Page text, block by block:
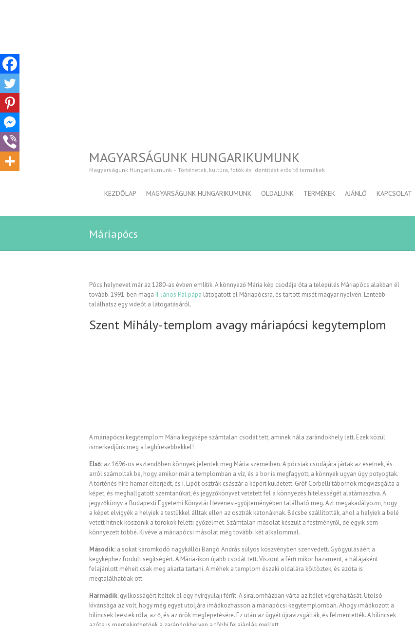
MAGYARSÁGUNK HUNGARIKUMUNK
Magyarságunk Hungarikumunk – Történetek, kultúra, fotók és identitást erősítő termékek
KEZDŐLAP MAGYARSÁGUNK HUNGARIKUMUNK OLDALUNK TERMÉKEK AJÁNLÓ KAPCSOLAT
Máriapócs
Pócs helynevet már az 1280-as évben említik. A könnyező Mária kép csodája óta a település Máriapócs alakban él
tovább. 1991-ben maga II. János Pál pápa látogatott el Máriapócsra, és tartott misét magyar nyelven. Lentebb
találhatsz egy videót a látogatásáról.
Szent Mihály-templom avagy máriapócsi kegytemplom
A máriapócsi kegytemplom Mária kegyképe számtalan csodát tett, aminek hála zarándokhely lett. Ezek közül
ismerkedjünk meg a leghíresebbekkel!
Első: az 1696-os esztendőben könnyek jelentek meg Mária szemeiben. A pócsiak csodájára jártak az esetnek, és
arról számoltak be, hogy amikor már a templomban a víz, és a bor is megfagyott, a könnyek ugyan úgy potyogtak.
A történés híre hamar elterjedt, és I. Lipót osztrák császár a képért küldetett. Gróf Corbelli tábornok megvizsgálta a
képet, és meghallgatott szemtanúkat, és jegyzőkönyvet vetetett fel a könnyezés hitelességét alátámasztva. A
jegyzőkönyv a Budapesti Egyetemi Könyvtár Hevenesi-gyűjteményében található meg. Azt megakadályozni, hogy
a képet elvigyék a helyiek a testükkel álltak ellen az osztrák katonáknak. Bécsbe szállították, ahol a helyiek a belé
vetett hitnek köszönik a törökök feletti győzelmet. Számtalan másolat készült a festményről, de egyik sem
könnyezett többé. Kivéve a máriapócsi másolat még további két alkalommal.
Második: a sokat káromkodó nagykállói Bangó András súlyos köszvényben szenvedett. Gyógyulásáért a
kegyképhez fordult segítségért. A Mária-ikon újabb csodát tett. Viszont a férfi mikor hazament, a hálájaként
felajánlott méheit csak meg akarta tartani. A méhek a templom északi oldalára költöztek, és azóta is
megtalálhatóak ott.
Harmadik: gyilkosságért ítéltek el egy nyírgyulaji férfit. A siralomházban várta az ítélet végrehajtását. Utolsó
kívánsága az volt, hogy még egyet utoljára imádkozhasson a máriapócsi kegytemplomban. Ahogy imádkozott a
bilincsek leestek róla, az ő, és az őrök meglepetésére. Ez után az ügyét újravizsgálták, és felmentették. A bilincsek